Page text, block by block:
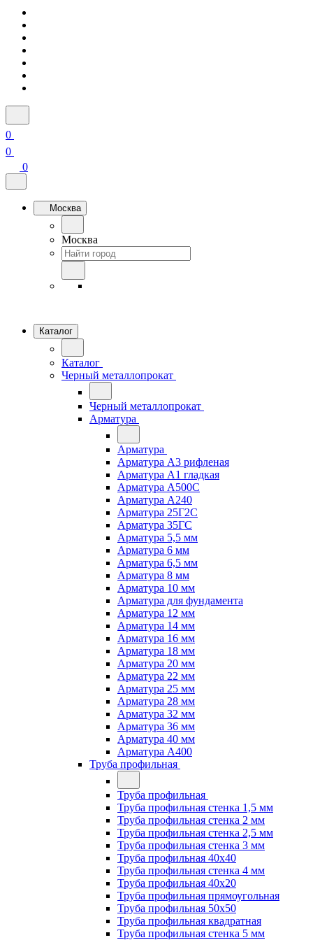
0
0
0
Москва
Москва
Каталог
Каталог
Черный металлопрокат
Черный металлопрокат
Арматура
Арматура
Арматура А3 рифленая
Арматура А1 гладкая
Арматура А500С
Арматура А240
Арматура 25Г2С
Арматура 35ГС
Арматура 5,5 мм
Арматура 6 мм
Арматура 6,5 мм
Арматура 8 мм
Арматура 10 мм
Арматура для фундамента
Арматура 12 мм
Арматура 14 мм
Арматура 16 мм
Арматура 18 мм
Арматура 20 мм
Арматура 22 мм
Арматура 25 мм
Арматура 28 мм
Арматура 32 мм
Арматура 36 мм
Арматура 40 мм
Арматура А400
Труба профильная
Труба профильная
Труба профильная стенка 1,5 мм
Труба профильная стенка 2 мм
Труба профильная стенка 2,5 мм
Труба профильная стенка 3 мм
Труба профильная 40х40
Труба профильная стенка 4 мм
Труба профильная 40х20
Труба профильная прямоугольная
Труба профильная 50х50
Труба профильная квадратная
Труба профильная стенка 5 мм